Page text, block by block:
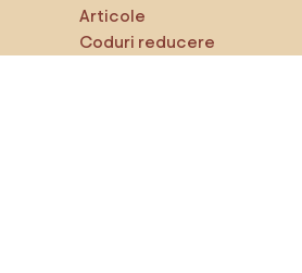
Articole
Coduri reducere